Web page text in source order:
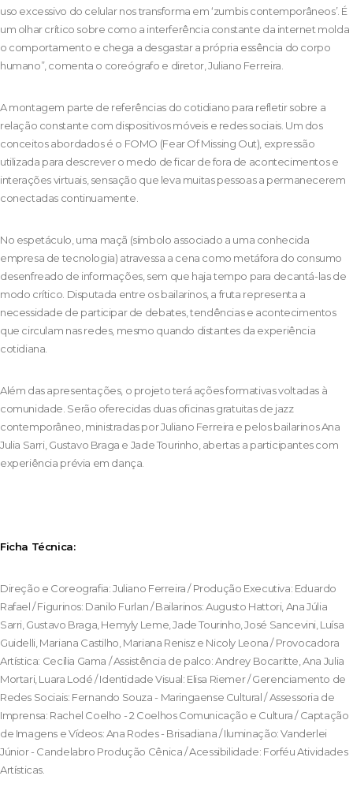
uso excessivo do celular nos transforma em ‘zumbis contemporâneos’. É
um olhar crítico sobre como a interferência constante da internet molda
o comportamento e chega a desgastar a própria essência do corpo
humano”, comenta o coreógrafo e diretor, Juliano Ferreira.
A montagem parte de referências do cotidiano para refletir sobre a
relação constante com dispositivos móveis e redes sociais. Um dos
conceitos abordados é o FOMO (Fear Of Missing Out), expressão
utilizada para descrever o medo de ficar de fora de acontecimentos e
interações virtuais, sensação que leva muitas pessoas a permanecerem
conectadas continuamente.
No espetáculo, uma maçã (símbolo associado a uma conhecida
empresa de tecnologia) atravessa a cena como metáfora do consumo
desenfreado de informações, sem que haja tempo para decantá-las de
modo crítico. Disputada entre os bailarinos, a fruta representa a
necessidade de participar de debates, tendências e acontecimentos
que circulam nas redes, mesmo quando distantes da experiência
cotidiana.
Além das apresentações, o projeto terá ações formativas voltadas à
comunidade. Serão oferecidas duas oficinas gratuitas de jazz
contemporâneo, ministradas por Juliano Ferreira e pelos bailarinos Ana
Julia Sarri, Gustavo Braga e Jade Tourinho, abertas a participantes com
experiência prévia em dança.
Ficha Técnica:
Direção e Coreografia: Juliano Ferreira / Produção Executiva: Eduardo
Rafael / Figurinos: Danilo Furlan / Bailarinos: Augusto Hattori, Ana Júlia
Sarri, Gustavo Braga, Hemyly Leme, Jade Tourinho, José Sancevini, Luísa
Guidelli, Mariana Castilho, Mariana Renisz e Nicoly Leona / Provocadora
Artística: Cecília Gama / Assistência de palco: Andrey Bocaritte, Ana Julia
Mortari, Luara Lodé / Identidade Visual: Elisa Riemer / Gerenciamento de
Redes Sociais: Fernando Souza - Maringaense Cultural / Assessoria de
Imprensa: Rachel Coelho - 2 Coelhos Comunicação e Cultura / Captação
de Imagens e Vídeos: Ana Rodes - Brisadiana / Iluminação: Vanderlei
Júnior - Candelabro Produção Cênica / Acessibilidade: Forféu Atividades
Artísticas.